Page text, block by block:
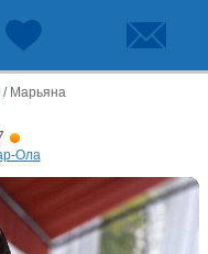
/ Марьяна
Ола